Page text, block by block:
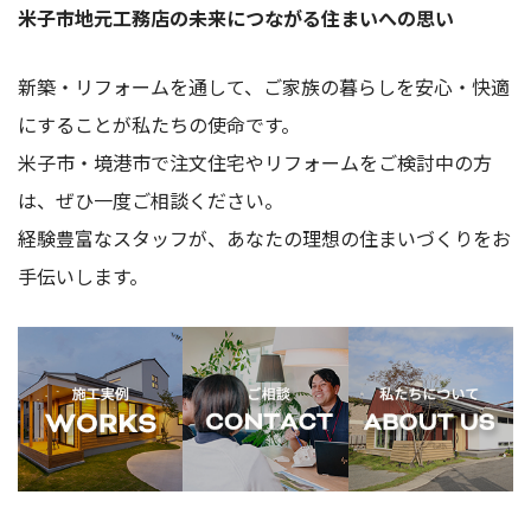
米子市地元工務店の未来につながる住まいへの思い
新築・リフォームを通して、ご家族の暮らしを安心・快適
にすることが私たちの使命です。
米子市・境港市で注文住宅やリフォームをご検討中の方
は、ぜひ一度ご相談ください。
経験豊富なスタッフが、あなたの理想の住まいづくりをお
手伝いします。